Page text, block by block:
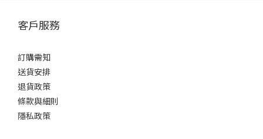
客戶服務
訂購需知
送貨安排
退貨政策
條款與細則
隱私政策